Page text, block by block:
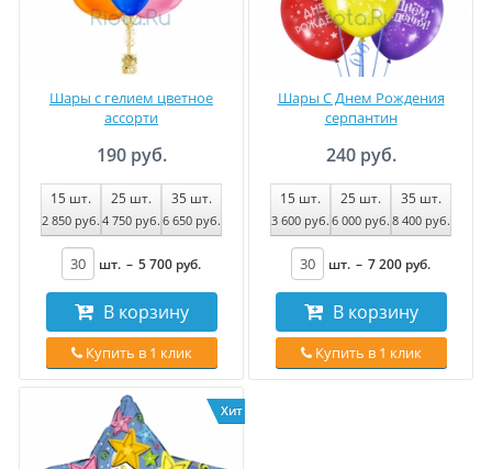
Шары с гелием цветное
ассорти
190 руб.
15 шт.
2 850 руб.
25 шт.
4 750 руб.
35 шт.
6 650 руб.
шт. – 5 700 руб.
В корзину
Купить в 1 клик
Шары С Днем Рождения
серпантин
240 руб.
15 шт.
3 600 руб.
25 шт.
6 000 руб.
35 шт.
8 400 руб.
шт. – 7 200 руб.
В корзину
Купить в 1 клик
Хит